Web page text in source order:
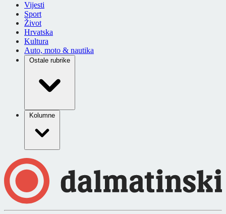
Vijesti
Sport
Život
Hrvatska
Kultura
Auto, moto & nautika
Ostale rubrike
Kolumne